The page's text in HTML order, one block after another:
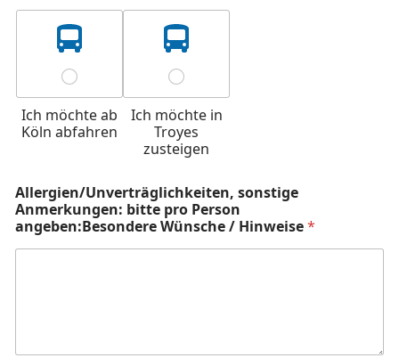
Ich möchte ab
Köln abfahren
Ich möchte in
Troyes
zusteigen
Allergien/Unverträglichkeiten, sonstige
Anmerkungen: bitte pro Person
angeben:Besondere Wünsche / Hinweise*